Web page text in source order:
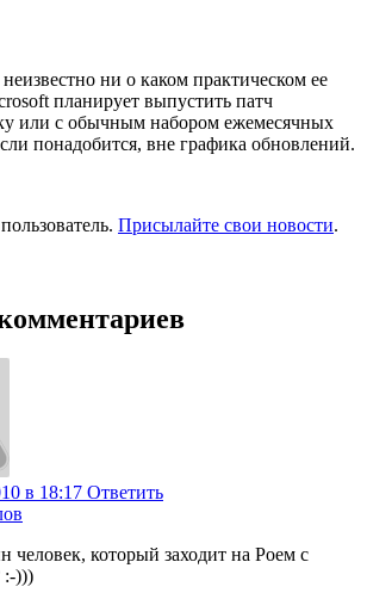
ни о каком практическом ее
планирует выпустить патч
или с обычным набором ежемесячных
понадобится, вне графика обновлений.
Присылайте свои новости.
в 18:17 Ответить
человек, который заходит на Роем с
)))